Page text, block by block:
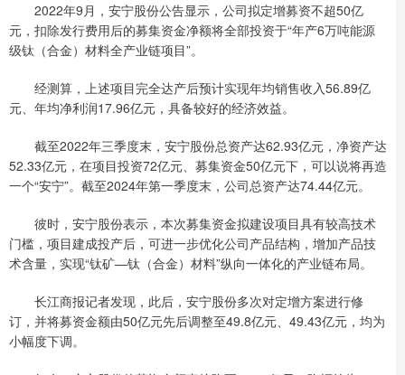
2022年9月，安宁股份公告显示，公司拟定增募资不超50亿
元，扣除发行费用后的募集资金净额将全部投资于“年产6万吨能源
级钛（合金）材料全产业链项目”。
经测算，上述项目完全达产后预计实现年均销售收入56.89亿
元、年均净利润17.96亿元，具备较好的经济效益。
截至2022年三季度末，安宁股份总资产达62.93亿元，净资产达
52.33亿元，在项目投资72亿元、募集资金50亿元下，可以说将再造
一个“安宁”。截至2024年第一季度末，公司总资产达74.44亿元。
彼时，安宁股份表示，本次募集资金拟建设项目具有较高技术
门槛，项目建成投产后，可进一步优化公司产品结构，增加产品技
术含量，实现“钛矿—钛（合金）材料”纵向一体化的产业链布局。
长江商报记者发现，此后，安宁股份多次对定增方案进行修
订，并将募资金额由50亿元先后调整至49.8亿元、49.43亿元，均为
小幅度下调。